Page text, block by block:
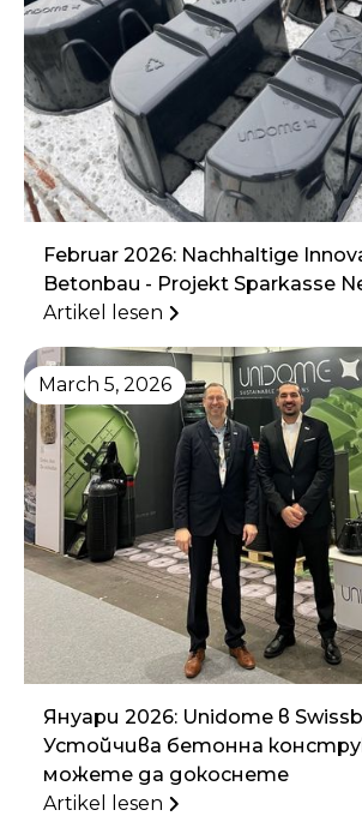
Februar 2026: Nachhaltige
Betonbau - Projekt Sparkasse
Artikel lesen
March 5, 2026
Януари 2026: Unidome в
Устойчива бетонна
можете да докоснете
Artikel lesen